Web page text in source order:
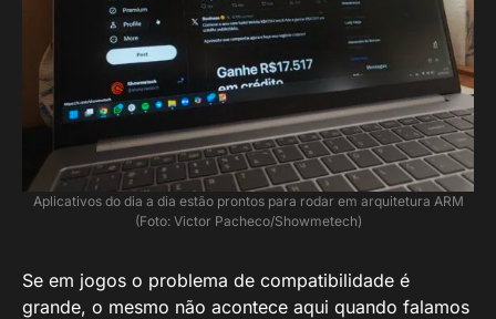
Aplicativos do dia a dia estão prontos para rodar em arquitetura ARM
(Foto: Victor Pacheco/Showmetech)
Se em jogos o problema de compatibilidade é
grande, o mesmo não acontece aqui quando falamos